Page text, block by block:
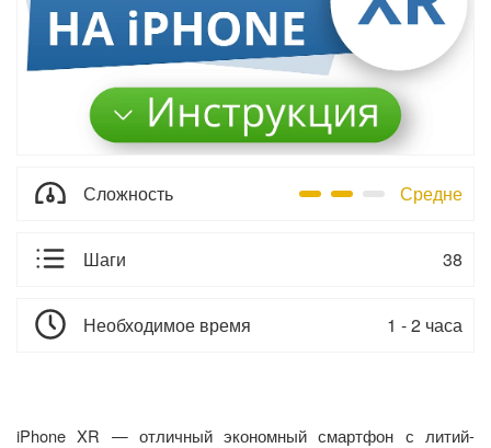
Сложность Средне
Шаги 38
Необходимое время 1 - 2 часа
iPhone XR — отличный экономный смартфон с литий-